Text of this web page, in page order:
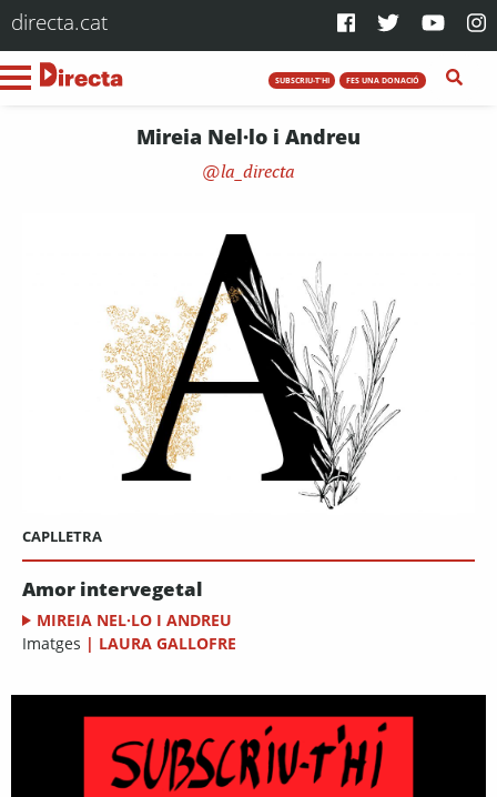
directa.cat
SUBSCRIU-T'HI FES UNA DONACIÓ
Mireia Nel·lo i Andreu
la_directa
CAPLLETRA
Amor intervegetal
MIREIA NEL·LO I ANDREU
Imatges | LAURA GALLOFRE